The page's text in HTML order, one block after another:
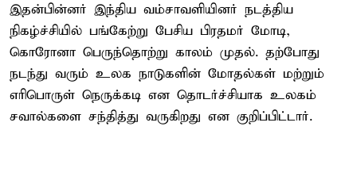
இதன்பின்னர் இந்திய வம்சாவளியினர் நடத்திய
நிகழ்ச்சியில் பங்கேற்று பேசிய பிரதமர் மோடி,
கொரோனா பெருந்தொற்று காலம் முதல். தற்போது
நடந்து வரும் உலக நாடுகளின் மோதல்கள் மற்றும்
எரிபொருள் நெருக்கடி என தொடர்ச்சியாக உலகம்
சவால்களை சந்தித்து வருகிறது என குறிப்பிட்டார்.